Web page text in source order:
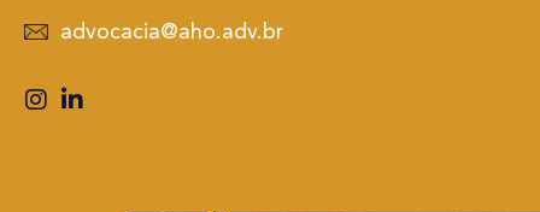
advocacia@aho.adv.br